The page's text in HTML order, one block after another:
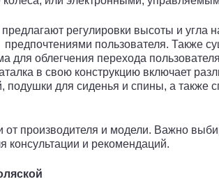
регулировки высоты и угла
предпочтениями пользователя. Также
для облегчения перехода
в свою конструкцию включает
для сиденья и спины, а также
от производителя и модели. Важно
консультации и рекомендаций.